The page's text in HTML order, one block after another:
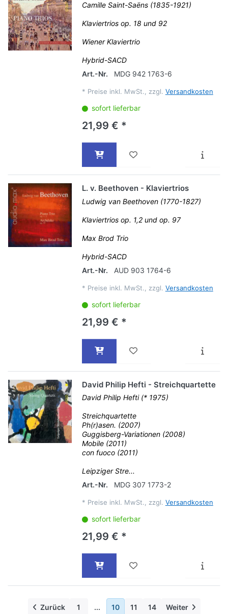
Camille Saint-Saëns (1835-1921)
Klaviertrios op. 18 und 92
Wiener Klaviertrio
Hybrid-SACD
Art.-Nr.
MDG 942 1763-6
* Preise inkl. MwSt., zzgl. Versandkosten
sofort lieferbar
21,99 € *
L. v. Beethoven - Klaviertrios
Ludwig van Beethoven (1770-1827)
Klaviertrios op. 1,2 und op. 97
Max Brod Trio
Hybrid-SACD
Art.-Nr.
AUD 903 1764-6
* Preise inkl. MwSt., zzgl. Versandkosten
sofort lieferbar
21,99 € *
David Philip Hefti - Streichquartette
David Philip Hefti (* 1975)
Streichquartette
Ph(r)asen. (2007)
Guggisberg-Variationen (2008)
Mobile (2011)
con fuoco (2011)
Leipziger Stre...
Art.-Nr.
MDG 307 1773-2
* Preise inkl. MwSt., zzgl. Versandkosten
sofort lieferbar
21,99 € *
Zurück 1 ... 10 11 14 Weiter